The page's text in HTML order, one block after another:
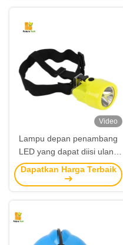
Video
Lampu depan penambang
LED yang dapat diisi ulang
dengan kecerahan 9000 Lux
12 jam dan tahan air 5 meter
Dapatkan Harga Terbaik